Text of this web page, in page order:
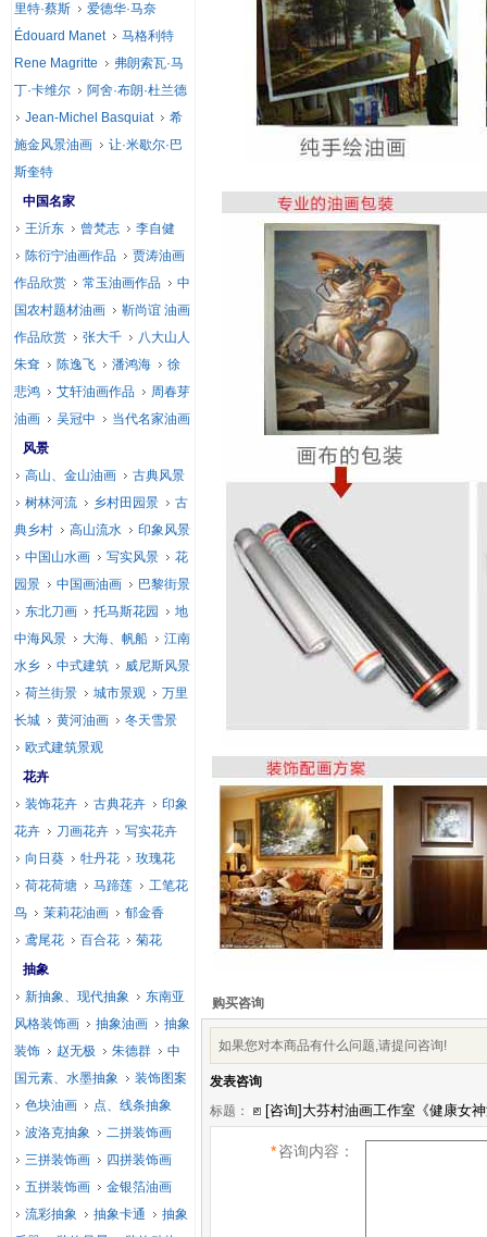
购买咨询
如果您对本商品有什么问题,请提问咨询!
发表咨询
标题：
*咨询内容：
里特·蔡斯
爱德华·马奈
Édouard Manet
马格利特
Rene Magritte
弗朗索瓦·马
丁·卡维尔
阿舍·布朗·杜兰德
Jean-Michel Basquiat
希
施金风景油画
让·米歇尔·巴
斯奎特
中国名家
王沂东
曾梵志
李自健
陈衍宁油画作品
贾涛油画
作品欣赏
常玉油画作品
中
国农村题材油画
靳尚谊 油画
作品欣赏
张大千
八大山人
朱耷
陈逸飞 潘鸿海
徐
悲鸿
艾轩油画作品
周春芽
油画
吴冠中
当代名家油画
风景
高山、金山油画
古典风景
树林河流
乡村田园景
古
典乡村
高山流水
印象风景
中国山水画
写实风景
花
园景
中国画油画
巴黎街景
东北刀画
托马斯花园
地
中海风景
大海、帆船
江南
水乡
中式建筑
威尼斯风景
荷兰街景
城市景观
万里
长城
黄河油画
冬天雪景
欧式建筑景观
花卉
装饰花卉
古典花卉
印象
花卉
刀画花卉
写实花卉
向日葵
牡丹花
玫瑰花
荷花荷塘
马蹄莲
工笔花
鸟
茉莉花油画
郁金香
鸢尾花
百合花
菊花
抽象
新抽象、现代抽象
东南亚
风格装饰画
抽象油画
抽象
装饰
赵无极 朱德群
中
国元素、水墨抽象
装饰图案
色块油画
点、线条抽象
波洛克抽象
二拼装饰画
三拼装饰画
四拼装饰画
五拼装饰画
金银箔油画
流彩抽象
抽象卡通
抽象